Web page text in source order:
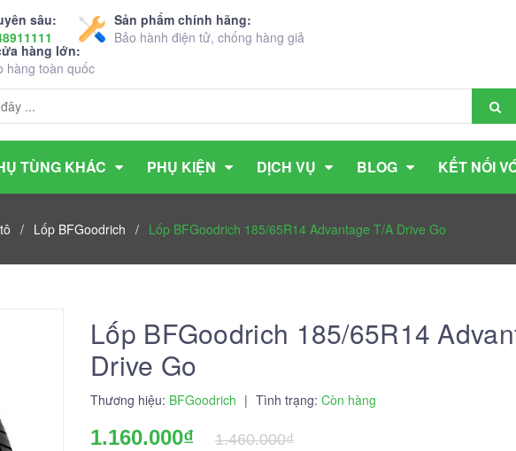
sâu:
Sản phẩm chính hãng:
Bảo hành điện tử, chống hàng giả
hàng lớn:
hàng toàn quốc
TÙNG KHÁC PHỤ KIỆN DỊCH VỤ BLOG KẾT NỐI
/ Lốp BFGoodrich / Lốp BFGoodrich 185/65R14 Advantage T/A Drive Go
Lốp BFGoodrich 185/65R14
Drive Go
Thương hiệu: BFGoodrich | Tình trạng: Còn hàng
1.160.000₫
1.460.000₫